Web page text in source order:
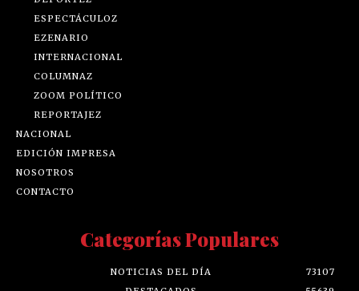
ESPECTÁCULOZ
EZENARIO
INTERNACIONAL
COLUMNAZ
ZOOM POLÍTICO
REPORTAJEZ
NACIONAL
EDICIÓN IMPRESA
NOSOTROS
CONTACTO
Categorías Populares
NOTICIAS DEL DÍA
73107